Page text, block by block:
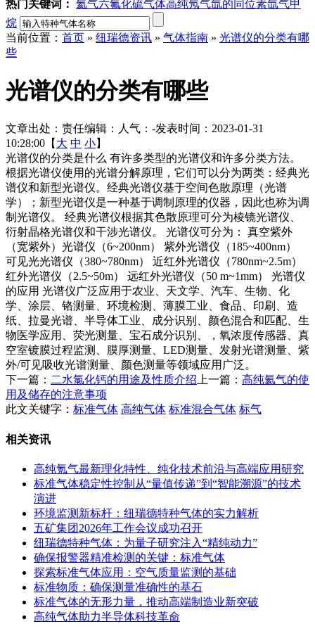
热门关键词： 氦气六氟化硫气体高纯氖气氙的同位素氙气甲
烷
当前位置： 首页 » 纽瑞德资讯 » 气体指南 » 光谱仪的分类有哪
些
光谱仪的分类有哪些
文章出处： 责任编辑： 人气： -发表时间：2023-01-31
10:28:00【 大 中 小】
光谱仪的分类是什么 有许多类型的光谱仪和许多分类方法。
根据光谱仪使用的光谱分解原理，它们可以分为两类：经典光
谱仪和新型光谱仪。经典光谱仪基于空间色散原理（光谱
学）；新型光谱仪是一种基于调制原理的仪器，因此也称为调
制光谱仪。 经典光谱仪根据其色散原理可分为棱镜光谱仪、
衍射晶格光谱仪和干涉光谱仪。 光谱仪可分为： 真空紫外
（宽紫外）光谱仪（6~200nm） 紫外光谱仪（185~400nm）
可见光光谱仪（380~780nm） 近红外光谱仪（780nm~2.5m）
红外光谱仪（2.5~50m） 远红外光谱仪（50 m~1mm） 光谱仪
的应用 光谱仪广泛应用于农业、天文学、汽车、生物、化
学、涂层、铬测量、环境检测、薄膜工业、食品、印刷、造
纸、拉曼光谱、半导体工业、成分识别、颜色混合和匹配、生
物医学应用、荧光测量、宝石成分识别、，氧浓度传感器、真
空室镀膜过程监测、膜厚测量、LED测量、发射光谱测量、紫
外/可见吸收光谱测量、颜色测量等领域应用广泛。
下一篇： 二水氯化钙的用途及性质介绍 上一篇： 高纯氦气的使
用及储存的注意事项
此文关键字： 标准气体 高纯气体 标准混合气体 标气
相关资讯
高纯氪气最新理化特性、纯化技术前沿与高端应用研究
标准气体稳定性控制从“量值传递”到“智能溯源”的技术
演进
环境监测新标杆：纽瑞德特种气体的实力解析
五矿集团2026年工作会议成功召开
纽瑞德特种气体：为量子研究注入“精纯动力”
确保报警器精准检测的关键：标准气体
探索标准气体应用：空气质量监测的基础
标准物质：确保测量准确性的基石
标准气体的无形力量，推动高端制造业新突破
高纯气体助力半导体科技革命